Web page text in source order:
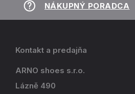
NÁKUPNÝ PORADCA
Kontakt a predajňa
ARNO shoes s.r.o.
Lázně 490